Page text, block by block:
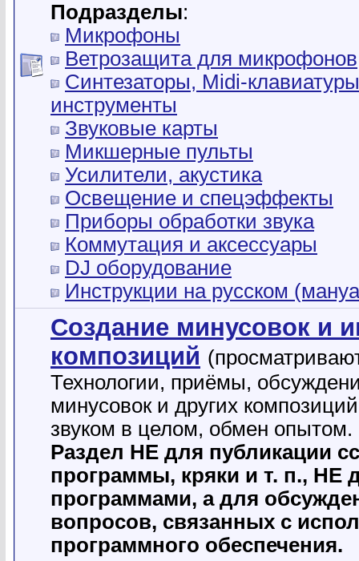
Подразделы:
Микрофоны
Ветрозащита для микрофонов
Синтезаторы, Midi-
инструменты
Звуковые карты
Микшерные пульты
Усилители, акустика
Освещение и спецэффекты
Приборы обработки звука
Коммутация и аксессуары
DJ оборудование
Инструкции на русском
Создание минусовок и
композиций
Технологии, приёмы,
минусовок и других
звуком в целом, обмен опытом.
Раздел НЕ для публикации
программы, кpяки и т. п., НЕ
программами, а для
вопросов, связанных с
программного обеспечения.